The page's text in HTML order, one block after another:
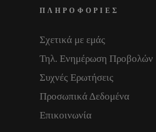
ΠΛΗΡΟΦΟΡΙΕΣ
Σχετικά με εμάς
Τηλ. Ενημέρωση Προβολών
Συχνές Ερωτήσεις
Προσωπικά Δεδομένα
Επικοινωνία